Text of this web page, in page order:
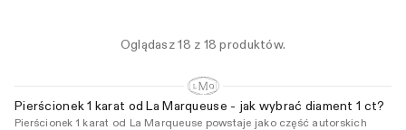
Oglądasz 18 z 18 produktów.
Pierścionek 1 karat od La Marqueuse - jak wybrać diament 1 ct?
Pierścionek 1 karat od La Marqueuse powstaje jako część autorskich